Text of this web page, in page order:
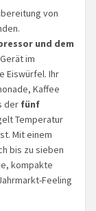
von
und dem
im
Eiswürfel. Ihr
Kaffee
der fünf
Temperatur
Mit einem
bis zu sieben
kompakte
Feeling